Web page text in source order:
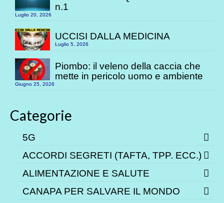
n.1
Luglio 20, 2026
UCCISI DALLA MEDICINA
Luglio 5, 2026
Piombo: il veleno della caccia che
mette in pericolo uomo e ambiente
Giugno 25, 2026
Categorie
5G
ACCORDI SEGRETI (TAFTA, TPP. ECC.)
ALIMENTAZIONE E SALUTE
CANAPA PER SALVARE IL MONDO